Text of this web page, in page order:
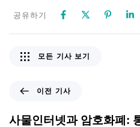
공유하기
이전 기사
사물인터넷과 암호화폐:
모든 기사 보기